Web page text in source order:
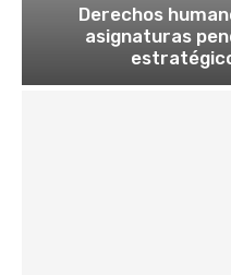
Derechos
asignaturas